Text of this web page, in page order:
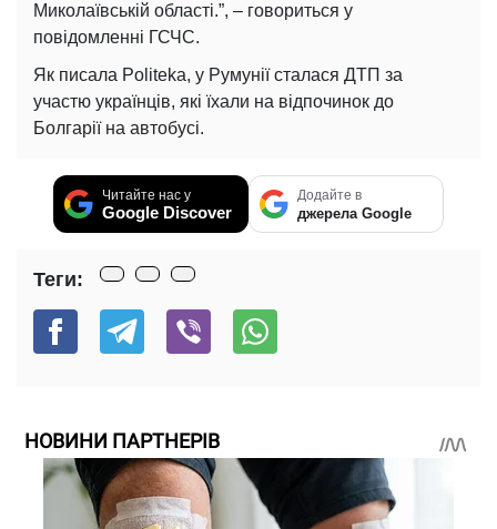
Миколаївській області.”, – говориться у
повідомленні ГСЧС.
Як писала Politeka, у Румунії сталася ДТП за
участю українців, які їхали на відпочинок до
Болгарії на автобусі.
Читайте нас у
Google Discover
Додайте в
джерела Google
Теги:
НОВИНИ ПАРТНЕРІВ